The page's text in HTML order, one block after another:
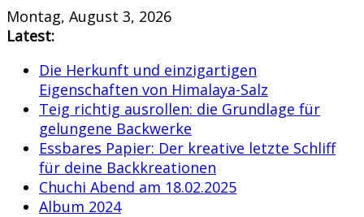
Skip
to
Montag, August 3, 2026
Latest:
Die Herkunft und einzigartigen
Eigenschaften von Himalaya-Salz
Teig richtig ausrollen: die Grundlage für
gelungene Backwerke
Essbares Papier: Der kreative letzte Schliff
für deine Backkreationen
Chuchi Abend am 18.02.2025
Album 2024